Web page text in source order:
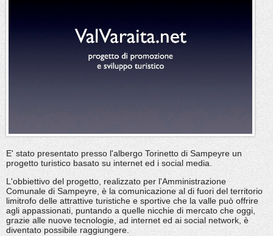
E' stato presentato presso l'albergo Torinetto di Sampeyre un
progetto turistico basato su internet ed i social media.
L'obbiettivo del progetto, realizzato per l'Amministrazione
Comunale di Sampeyre, è la comunicazione al di fuori del territorio
limitrofo delle attrattive turistiche e sportive che la valle può offrire
agli appassionati, puntando a quelle nicchie di mercato che oggi,
grazie alle nuove tecnologie, ad internet ed ai social network, è
diventato possibile raggiungere.